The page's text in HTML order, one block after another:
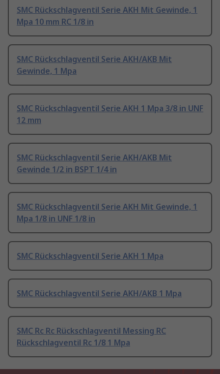
SMC Rückschlagventil Serie AKH Mit Gewinde, 1
Mpa 10 mm RC 1/8 in
SMC Rückschlagventil Serie AKH/AKB Mit
Gewinde, 1 Mpa
SMC Rückschlagventil Serie AKH 1 Mpa 3/8 in UNF
12 mm
SMC Rückschlagventil Serie AKH/AKB Mit
Gewinde 1/2 in BSPT 1/4 in
SMC Rückschlagventil Serie AKH Mit Gewinde, 1
Mpa 1/8 in UNF 1/8 in
SMC Rückschlagventil Serie AKH 1 Mpa
SMC Rückschlagventil Serie AKH/AKB 1 Mpa
SMC Rc Rc Rückschlagventil Messing RC
Rückschlagventil Rc 1/8 1 Mpa